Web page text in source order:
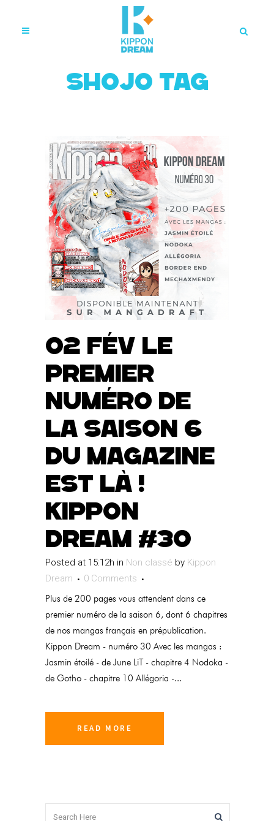
shojo Tag
02 Fév Le
premier
numéro de
la saison 6
du magazine
est là !
Kippon
Dream #30
Posted at 15:12h in Non classé by Kippon
Dream
0 Comments
Plus de 200 pages vous attendent dans ce
premier numéro de la saison 6, dont 6 chapitres
de nos mangas français en prépublication.
Kippon Dream - numéro 30 Avec les mangas :
Jasmin étoilé - de June LiT - chapitre 4 Nodoka -
de Gotho - chapitre 10 Allégoria -...
READ MORE